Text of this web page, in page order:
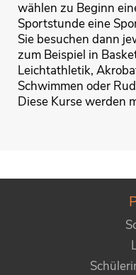
wählen zu Beginn
Sportstunde eine
Sie besuchen dann
zum Beispiel in
Leichtathletik,
Schwimmen oder
Diese Kurse werden